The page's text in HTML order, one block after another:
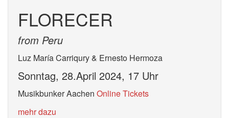
FLORECER
from Peru
Luz María Carriqury & Ernesto Hermoza
Sonntag, 28.April 2024, 17 Uhr
Musikbunker Aachen Online Tickets
mehr dazu